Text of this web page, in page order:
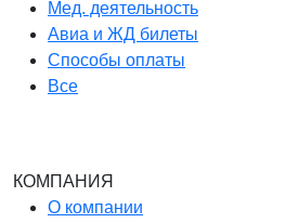
Мед. деятельность
Авиа и ЖД билеты
Способы оплаты
Все
КОМПАНИЯ
О компании